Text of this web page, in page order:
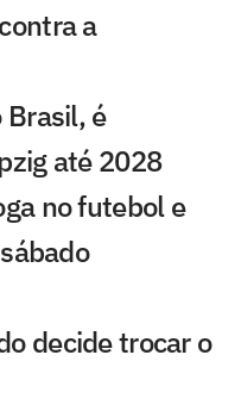
a
Brasil, é
até 2028
no futebol e
decide trocar o